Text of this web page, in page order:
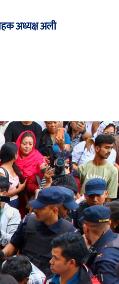
अध्यक्ष अली